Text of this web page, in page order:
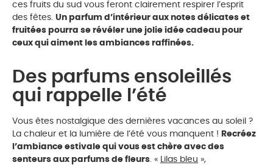
ces fruits du sud vous feront clairement respirer l’esprit
des fêtes. Un parfum d’intérieur aux notes délicates et
fruitées pourra se révéler une jolie idée cadeau pour
ceux qui aiment les ambiances raffinées.
Des parfums ensoleillés
qui rappelle l’été
Vous êtes nostalgique des dernières vacances au soleil ?
La chaleur et la lumière de l’été vous manquent ! Recréez
l’ambiance estivale qui vous est chère avec des
senteurs aux parfums de fleurs. « Lilas bleu »,